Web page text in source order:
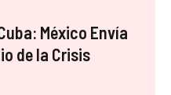
México Envía
de la Crisis